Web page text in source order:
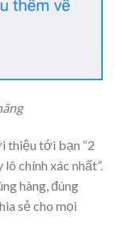
thiệu tới bạn “2
chính xác nhất”.
hàng, đúng
sẻ cho mọi